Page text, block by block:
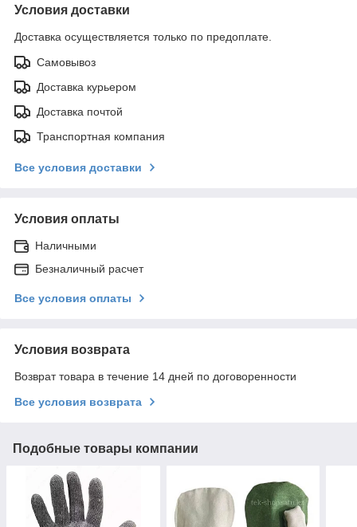
Условия доставки
Доставка осуществляется только по предоплате.
Самовывоз
Доставка курьером
Доставка почтой
Транспортная компания
Все условия доставки
Условия оплаты
Наличными
Безналичный расчет
Все условия оплаты
Условия возврата
Возврат товара в течение 14 дней по договоренности
Все условия возврата
Подобные товары компании